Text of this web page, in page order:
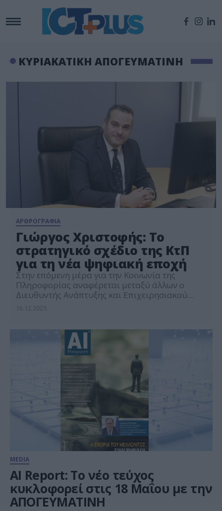
ΚΥΡΙΑΚΑΤΙΚΗ ΑΠΟΓΕΥΜΑΤΙΝΗ
ΑΡΘΡΟΓΡΑΦΙΑ
Γιώργος Χριστοφής: Το
στρατηγικό σχέδιο της ΚτΠ
για τη νέα ψηφιακή εποχή
Στην επόμενη μέρα για την Κοινωνία της
Πληροφορίας αναφέρεται μεταξύ άλλων ο
Διευθυντής Ανάπτυξης και Επιχειρησιακού
φιλοξενήθηκε στο περιοδικό «ΑI Report» και
κυκλοφόρησε με την εφημερίδα
«Απογευματινή». Ο κ. Χριστοφής υπογραμμίζει
ότι: «η μετάβαση στη νέα εποχή […]
MEDIA
AI Report: Το νέο τεύχος
κυκλοφορεί στις 18 Μαΐου με την
ΑΠΟΓΕΥΜΑΤΙΝΗ